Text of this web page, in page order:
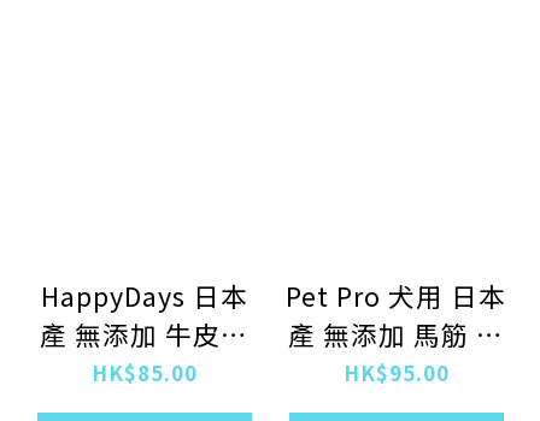
HappyDays 日本
產 無添加 牛皮棒
3本
HK$85.00
Pet Pro 犬用 日本
產 無添加 馬筋 短
30g
HK$95.00